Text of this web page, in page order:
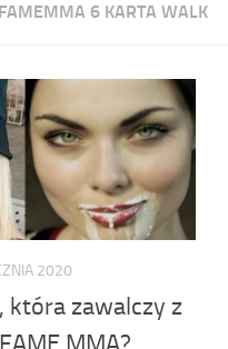
FAMEMMA 6 KARTA WALK
2020
która zawalczy z